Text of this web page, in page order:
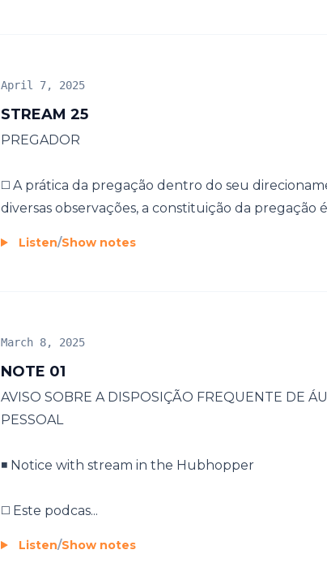
STREAM 25
April 7, 2025
PREGADOR
◻️ A prática da pregação dentro do seu
diversas observações, a constituição da pregação é
Listen/Show notes
NOTE 01
March 8, 2025
AVISO SOBRE A DISPOSIÇÃO FREQUENTE DE
PESSOAL
◾️ Notice with stream in the Hubhopper
◻️ Este podcas...
Listen/Show notes